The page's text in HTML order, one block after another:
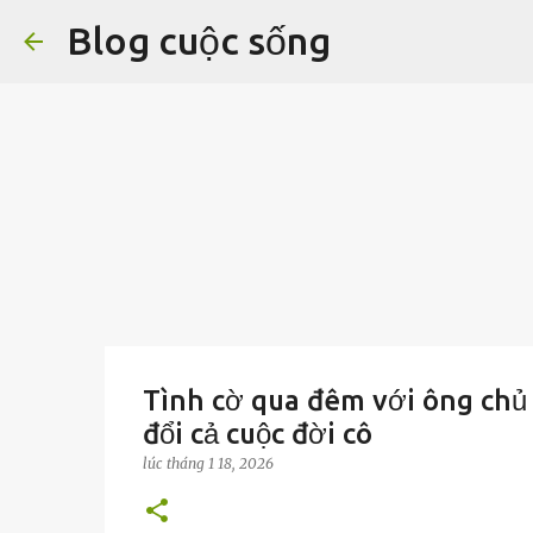
Blog cuộc sống
Tình cờ qua đêm với ông
đổi cả cuộc đời cô
lúc tháng 1 18, 2026